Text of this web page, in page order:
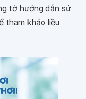
tờ hướng dẫn sử
tham khảo liều